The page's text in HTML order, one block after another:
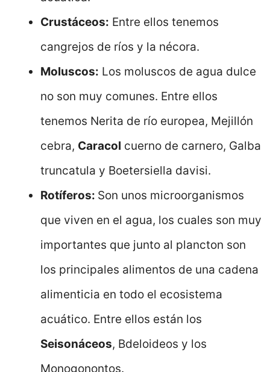
Crustáceos: Entre ellos tenemos
cangrejos de ríos y la nécora.
Moluscos: Los moluscos de agua dulce
no son muy comunes. Entre ellos
tenemos Nerita de río europea, Mejillón
cebra, Caracol cuerno de carnero, Galba
truncatula y Boetersiella davisi.
Rotíferos: Son unos microorganismos
que viven en el agua, los cuales son muy
importantes que junto al plancton son
los principales alimentos de una cadena
alimenticia en todo el ecosistema
acuático. Entre ellos están los
Seisonáceos, Bdeloideos y los
Monogonontos.